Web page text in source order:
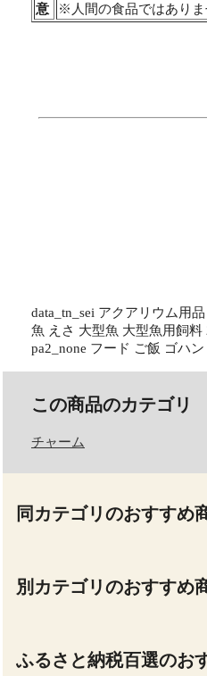
意
※人間の食品ではありま
data_tn_sei アクアリウム用
魚 えさ 大型魚 大型魚用飼料
pa2_none フード ご飯 ゴハ
この商品のカテゴリ
チャーム
同カテゴリのおすすめ
別カテゴリのおすすめ
ふるさと納税百選のお